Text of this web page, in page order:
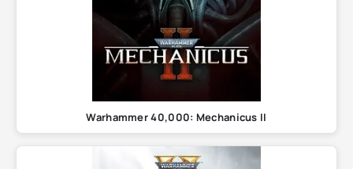
Warhammer 40,000: Mechanicus II